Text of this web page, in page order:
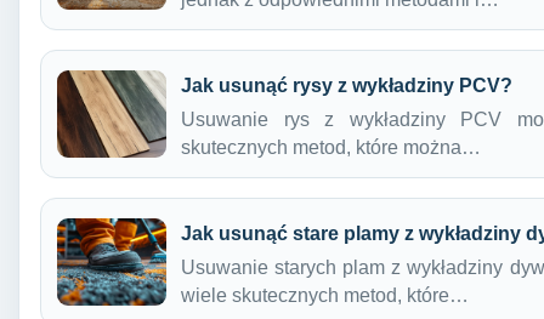
Jak usunąć rysy z wykładziny PCV?
Usuwanie rys z wykładziny PCV
skutecznych metod, które można…
Jak usunąć stare plamy z wykładziny
Usuwanie starych plam z wykładziny
wiele skutecznych metod, które…